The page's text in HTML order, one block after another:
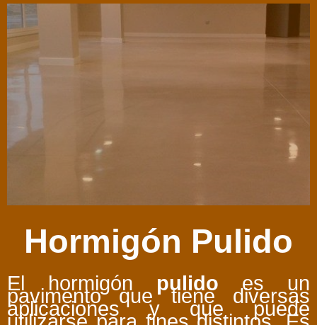
Hormigón Pulido
El hormigón pulidoes un
pavimento que tiene diversas
aplicaciones y que puede